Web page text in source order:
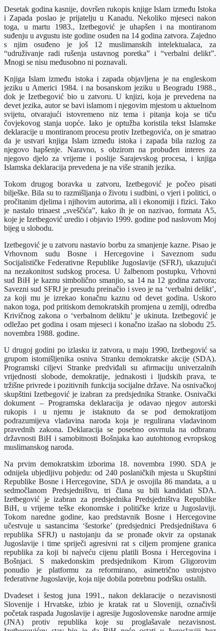
Desetak godina kasnije, dovršen rukopis knjige Islam između Istoka
i Zapada poslao je prijatelju u Kanadu. Nekoliko mjeseci nakon
toga, u martu 1983., Izetbegović je uhapšen i na montiranom
suđenju u avgustu iste godine osuđen na 14 godina zatvora. Zajedno
s njim osuđeno je još 12 muslimanskih intelektualaca, za
“udruživanje radi rušenja ustavnog poretka” i “verbalni delikt”.
Mnogi se nisu međusobno ni poznavali.
Knjiga Islam između istoka i zapada objavljena je na engleskom
jeziku u Americi 1984. i na bosanskom jeziku u Beogradu 1988.,
dok je Izetbegović bio u zatvoru. U knjizi, koja je prevedena na
devet jezika, autor se bavi islamom i njegovim mjestom u aktuelnom
svijetu, otvarajući istovremeno niz tema i pitanja koja se tiču
čovjekovog stanja uopće. Iako je optužba koristila tekst Islamske
deklaracije u montiranom procesu protiv Izetbegovića, on je smatrao
da je ustvari knjiga Islam između istoka i zapada bila razlog za
njegovo hapšenje. Naravno, s obzirom na probuđen interes za
njegovo djelo za vrijeme i poslije Sarajevskog procesa, i knjiga
Islamska deklaracija prevedena je na više stranih jezika.
Tokom drugog boravka u zatvoru, Izetbegović je počeo pisati
bilješke. Bila su to razmišljanja o životu i sudbini, o vjeri i politici, o
pročitanim djelima i njihovim autorima, ali i ekonomiji i fizici. Tako
je nastalo trinaest „sveščića”, kako ih je on nazivao, formata A5,
koje je Izetbegović uredio i objavio 1999. godine pod naslovom Moj
bijeg u slobodu.
Izetbegović je u zatvoru nastavio borbu za smanjenje kazne. Pisao je
Vrhovnom sudu Bosne i Hercegovine i Saveznom sudu
Socijalističke Federativne Republike Jugoslavije (SFRJ), ukazujući
na nezakonitost sudskog procesa. U žalbenom postupku, Vrhovni
sud BiH je kaznu simbolično smanjio, sa 14 na 12 godina zatvora;
Savezni sud SFRJ je presudu preinačio i sveo je na ‘verbalni delikt’,
za koji mu je izrekao konačnu kaznu od devet godina. Uskoro
nakon toga, pod pritiskom demokratskih promjena u zemlji, odredba
Krivičnog zakona o ‘verbalnom deliktu’ je ukinuta. Izetbegović je
odležao pet godina i osam mjeseci i konačno izašao na slobodu 25.
novembra 1988. godine.
U drugoj godini po izlasku iz zatvora, u maju 1990, Izetbegović sa
grupom istomišljenika osniva Stranku demokratske akcije (SDA).
Programski ciljevi Stranke predviđali su afirmaciju univerzalnih
vrijednosti slobode, demokratije, jednakosti i ljudskih prava, te
tržišne privrede i pozitivnih funkcija socijalne države. Na osnivačkoj
skupštini Izetbegović je izabran za predsjednika Stranke. Osnivački
dokument – Programska deklaracija je odavao njegov autorski
rukopis i u njemu je istaknuto da se pod demokratijom
podrazumijeva vladavina naroda koja je regulirana vladavinom
pravednih zakona. Deklaracija se posebno osvrnula na odbranu
državnosti BiH i samobitnosti Bošnjaka kao autohtonog evropskog
muslimanskog naroda.
Na prvim demokratskim izborima 18. novembra 1990. SDA je
odnijela ubjedljivu pobjedu: od 240 poslaničkih mjesta u Skupštini
Republike Bosne i Hercegovine, SDA je osvojila 86 mandata, a u
sedmočlanom Predsjedništvu, tri člana su bili kandidati SDA.
Izetbegović je izabran za predsjednika Predsjedništva Republike
BiH, u vrijeme teške ekonomske i političke krize u Jugoslaviji.
Tokom naredne godine, kao predstavnik Bosne i Hercegovine
učestvuje u sastancima ‘šestorke’ (predsjednici Predsjedništava 6
republika SFRJ) u nastojanju da se pronađe okvir za opstanak
Jugoslavije i time spriječi agresivni rat s ciljem promjene granica
republika za koji bi najveću cijenu platili Bosna i Hercegovina i
Bošnjaci. S makedonskim predsjednikom Kirom Gligorovim
ponudio je platformu za reformirano, asimetrično ustrojstvo
federativne Jugoslavije, koja nije dobila potrebnu podršku ostalih.
Dvadeset i šestog juna 1991., nakon deklaracije o nezavisnosti
Slovenije i Hrvatske, izbio je kratak rat u Sloveniji, označivši
početak raspada Jugoslavije i agresije Jugoslovenske narodne armije
(JNA) protiv republika koje su proglašavale nezavisnost.